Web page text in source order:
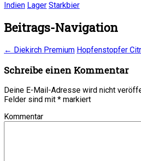
Indien Lager Starkbier
Beitrags-Navigation
← Diekirch Premium Hopfenstopfer
Schreibe einen Kommentar
Deine E-Mail-Adresse wird nicht
Felder sind mit * markiert
Kommentar